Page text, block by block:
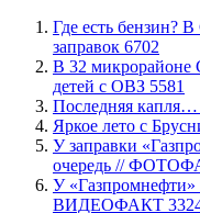
​Где есть бензин? В
заправок 6702
В 32 микрорайоне
детей с ОВЗ 5581
​Последняя капля…
Яркое лето с
​У заправки
очередь //
У «Газпромнефти»
ВИДЕОФАКТ